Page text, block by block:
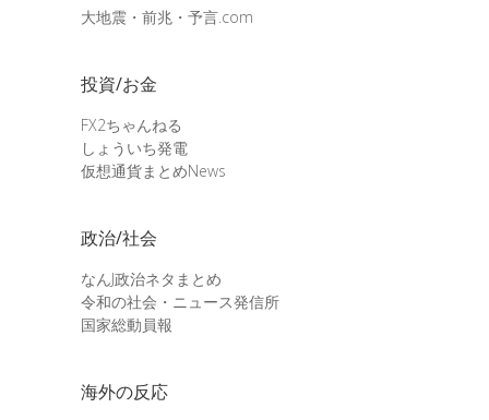
大地震・前兆・予言.com
投資/お金
FX2ちゃんねる
しょういち発電
仮想通貨まとめNews
政治/社会
なんJ政治ネタまとめ
令和の社会・ニュース発信所
国家総動員報
海外の反応